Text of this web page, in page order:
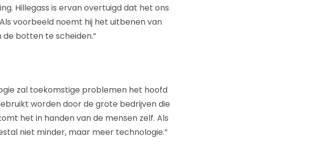
Hillegass is ervan overtuigd dat het ons
Als voorbeeld noemt hij het uitbenen van
de botten te scheiden.”
zal toekomstige problemen het hoofd
worden door de grote bedrijven die
het in handen van de mensen zelf. Als
niet minder, maar meer technologie.”